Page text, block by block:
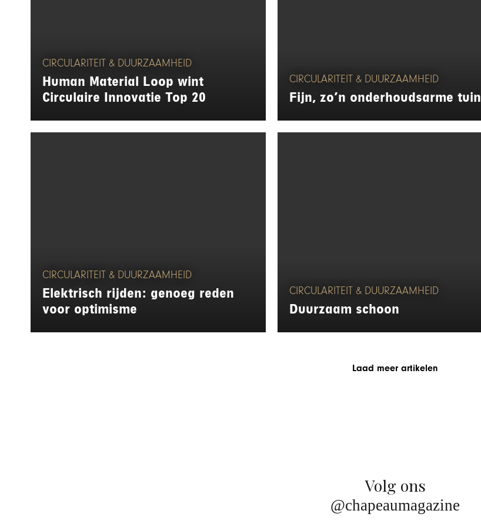
CIRCULARITEIT & DUURZAAMHEID
Human Material Loop wint
Circulaire Innovatie Top 20
CIRCULARITEIT & DUURZAAMHEID
Fijn, zo’n onderhoudsarme tuin
CIRCULARITEIT & DUURZAAMHEID
Elektrisch rijden: genoeg reden
voor optimisme
CIRCULARITEIT & DUURZAAMHEID
Duurzaam schoon
Laad meer artikelen
Volg ons
@chapeaumagazine